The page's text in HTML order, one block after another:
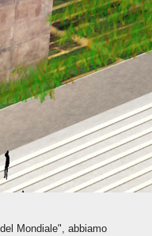
Mondiale", abbiamo